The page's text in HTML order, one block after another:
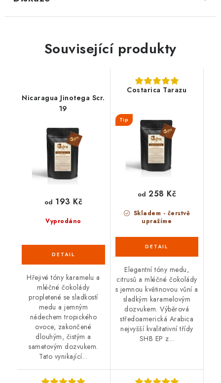
Související produkty
Nicaragua Jinotega Scr.
19
Vyprodáno
od 193 Kč
Hřejivé tóny karamelu a
mléčné čokolády
propletené se sladkostí
medu a jemným
nádechem tropického
ovoce, zakončené
dlouhým, čistým a
sametovým dozvukem.
Tato vynikající...
Costarica Tarazu
Tip
Skladem - čerstvě
upražíme
od 258 Kč
Elegantní tóny medu,
citrusů a mléčné čokolády
s jemnou květinovou vůní a
sladkým karamelovým
dozvukem. Výběrová
středoamerická Arabica
nejvyšší kvalitativní třídy
SHB EP z...